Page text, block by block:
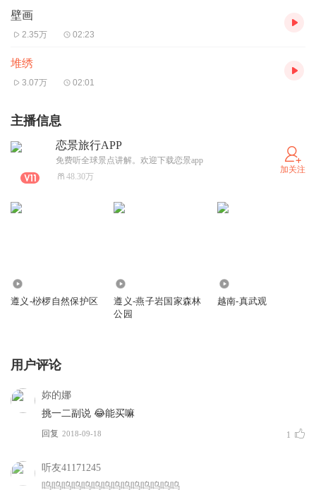
壁画
2.35万 02:23
堆绣
3.07万 02:01
主播信息
恋景旅行APP
免费听全球景点讲解。欢迎下载恋景app
48.30万
加关注
遵义-桫椤自然保护区
遵义-燕子岩国家森林
公园
越南-真武观
用户评论
妳的娜
挑一二副说 😂能买嘛
回复 2018-09-18 1
听友41171245
呜呜呜呜呜呜呜呜呜呜呜呜呜呜